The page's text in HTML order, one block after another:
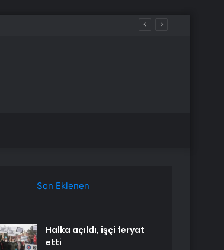
Son Eklenen
Halka açıldı, işçi feryat
etti